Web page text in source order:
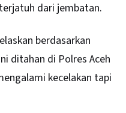
dari jembatan.
berdasarkan
ditahan di Polres Aceh
kecelakan tapi